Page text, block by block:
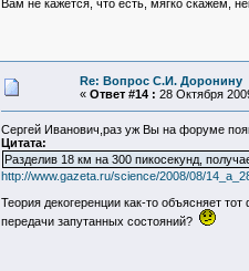
Вам не кажется, что есть, мягко скажем,
Re: Вопрос С.И. Доронину
« Ответ #14 : 28 Октября
Сергей Иванович,раз уж Вы на форуме
Цитата:
Разделив 18 км на 300 пикосекунд,
http://www.gazeta.ru/science/2008/08/
Теория декогеренции как-то объясняет
передачи запутанных состояний?